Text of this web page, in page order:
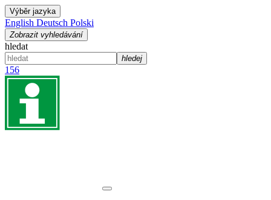
Výběr jazyka
English Deutsch Polski
Zobrazit vyhledávání
hledat
hledej
156